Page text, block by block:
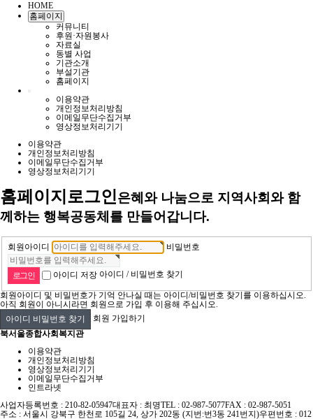
HOME
홈페이지
커뮤니티
후원·자원봉사
자료실
동별 사업
기관소개
부설기관
홈페이지
이용약관
개인정보처리방침
이메일무단수집거부
영상정보처리기기
이용약관
개인정보처리방침
이메일무단수집거부
영상정보처리기기
홈페이지 로그인은혜와 나눔으로 지역사회와 함
께하는 행복공동체를 만들어갑니다.
회원아이디 비밀번호
아이디 저장 아이디 / 비밀번호 찾기
회원아이디 및 비밀번호가 기억 안나실 때는 아이디/비밀번호 찾기를 이용하십시오.
아직 회원이 아니시라면 회원으로 가입 후 이용해 주십시오.
아이디 비밀번호 찾기
회원 가입하기
북서울종합사회복지관
이용약관
개인정보처리방침
영상정보처리기기
이메일무단수집거부
인트라넷
사업자등록번호 : 210-82-05947대표자 : 최명TEL : 02-987-5077FAX : 02-987-5051
주소 : 서울시 강북구 한천로 105길 24, 상가 202동 (지번:번3동 241번지)우편번호 : 012